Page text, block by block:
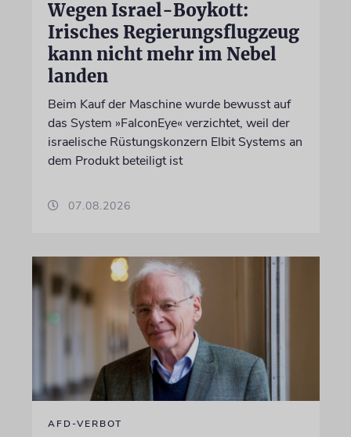
Wegen Israel-Boykott:
Irisches Regierungsflugzeug
kann nicht mehr im Nebel
landen
Beim Kauf der Maschine wurde bewusst auf
das System »FalconEye« verzichtet, weil der
israelische Rüstungskonzern Elbit Systems an
dem Produkt beteiligt ist
07.08.2026
AFD-VERBOT